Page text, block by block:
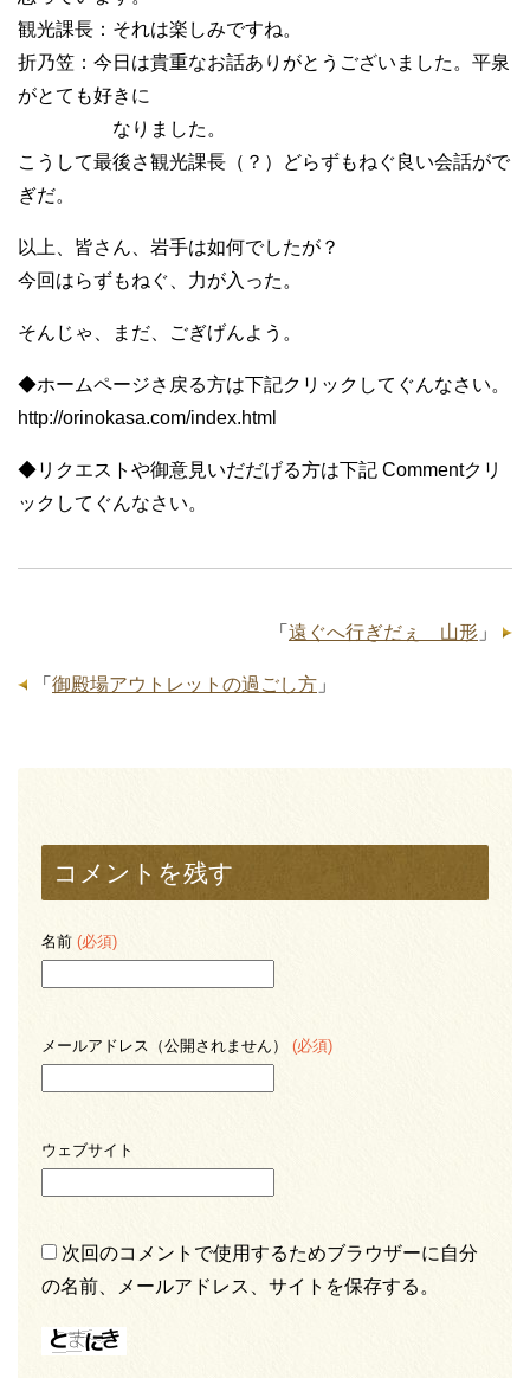
観光課長：それは楽しみですね。
折乃笠：今日は貴重なお話ありがとうございました。平泉
がとても好きに
なりました。
こうして最後さ観光課長（？）どらずもねぐ良い会話がで
ぎだ。
以上、皆さん、岩手は如何でしたが？
今回はらずもねぐ、力が入った。
そんじゃ、まだ、ごぎげんよう。
◆ホームページさ戻る方は下記クリックしてぐんなさい。
http://orinokasa.com/index.html
◆リクエストや御意見いだだげる方は下記 Commentクリ
ックしてぐんなさい。
「 遠ぐへ行ぎだぇ 山形 」
「 御殿場アウトレットの過ごし方 」
コメントを残す
名前 (必須)
メールアドレス（公開されません） (必須)
ウェブサイト
次回のコメントで使用するためブラウザーに自分
の名前、メールアドレス、サイトを保存する。